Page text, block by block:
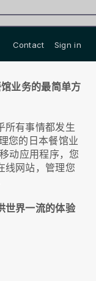
Contact Sign in
业务的最简单方
所有事情都发生
您的日本餐馆业
移动应用程序，您
线网站，管理您
世界一流的体验